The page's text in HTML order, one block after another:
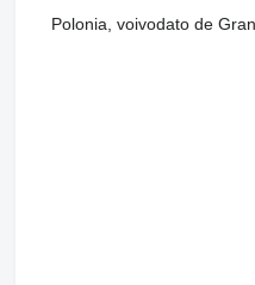
Polonia, voivodato de